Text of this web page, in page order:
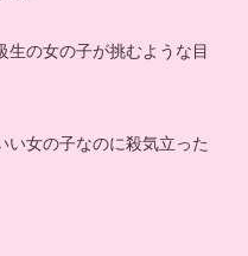
の女の子が挑むような目
女の子なのに殺気立った